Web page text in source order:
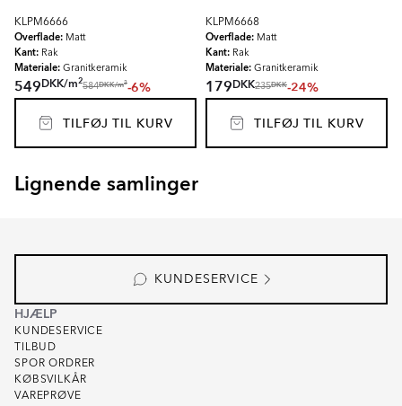
KLPM6666
Overflade: Matt
Kant: Rak
Materiale: Granitkeramik
549DKK/m2
584DKK/m2-6%
TILFØJ TIL KURV
KLPM6668
Overflade: Matt
Kant: Rak
Materiale: Granitkeramik
179DKK235DKK-24%
TILFØJ TIL KURV
Lignende samlinger
KALKSTEN NORD
KUNDESERVICE
HJÆLP
KUNDESERVICE
TILBUD
SPOR ORDRER
KØBSVILKÅR
VAREPRØVE